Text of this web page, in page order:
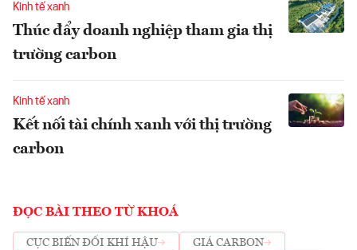
Kinh tế xanh
Thúc đẩy doanh nghiệp tham gia thị
trường carbon
Kinh tế xanh
Kết nối tài chính xanh với thị trường
carbon
ĐỌC BÀI THEO TỪ KHOÁ
CỤC BIẾN ĐỔI KHÍ HẬU
GIÁ CARBON